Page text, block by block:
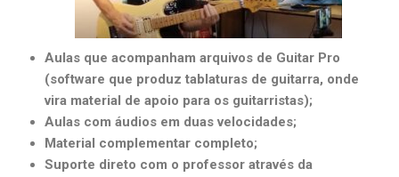
Aulas que acompanham arquivos de Guitar Pro
(software que produz tablaturas de guitarra, onde
vira material de apoio para os guitarristas);
Aulas com áudios em duas velocidades;
Material complementar completo;
Suporte direto com o professor através da